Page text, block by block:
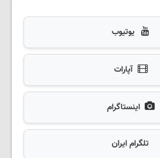
یوتیوب
آپارات
اینستاگرام
تلگرام ایران